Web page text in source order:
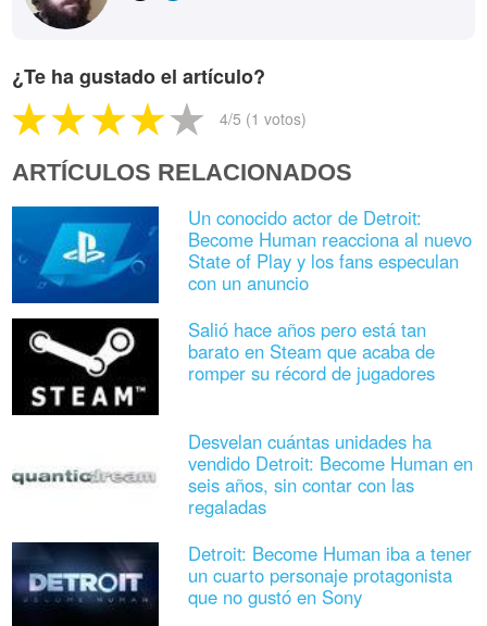
¿Te ha gustado el artículo?
4/5 (1 votos)
ARTÍCULOS RELACIONADOS
Un conocido actor de Detroit:
Become Human reacciona al nuevo
State of Play y los fans especulan
con un anuncio
Salió hace años pero está tan
barato en Steam que acaba de
romper su récord de jugadores
Desvelan cuántas unidades ha
vendido Detroit: Become Human en
seis años, sin contar con las
regaladas
Detroit: Become Human iba a tener
un cuarto personaje protagonista
que no gustó en Sony